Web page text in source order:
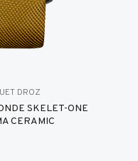
DROZ
SKELET-ONE
CERAMIC